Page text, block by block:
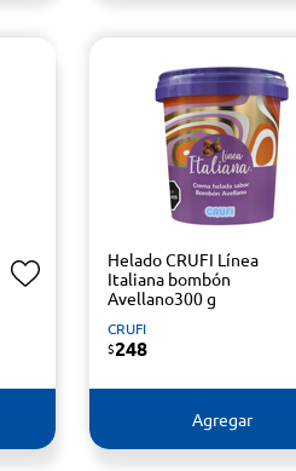
Helado CRUFI Línea
Italiana bombón
Avellano300 g
CRUFI
$248
Agregar